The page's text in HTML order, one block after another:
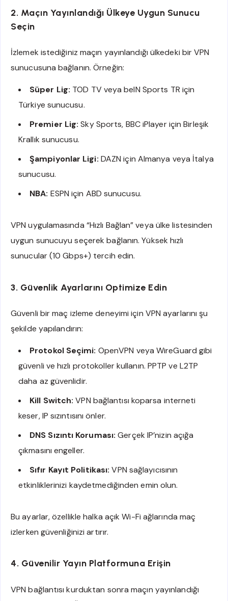
2. Maçın Yayınlandığı Ülkeye Uygun Sunucu
Seçin
İzlemek istediğiniz maçın yayınlandığı ülkedeki bir VPN
sunucusuna bağlanın. Örneğin:
Süper Lig: TOD TV veya beIN Sports TR için
Türkiye sunucusu.
Premier Lig: Sky Sports, BBC iPlayer için Birleşik
Krallık sunucusu.
Şampiyonlar Ligi: DAZN için Almanya veya İtalya
sunucusu.
NBA: ESPN için ABD sunucusu.
VPN uygulamasında “Hızlı Bağlan” veya ülke listesinden
uygun sunucuyu seçerek bağlanın. Yüksek hızlı
sunucular (10 Gbps+) tercih edin.
3. Güvenlik Ayarlarını Optimize Edin
Güvenli bir maç izleme deneyimi için VPN ayarlarını şu
şekilde yapılandırın:
Protokol Seçimi: OpenVPN veya WireGuard gibi
güvenli ve hızlı protokoller kullanın. PPTP ve L2TP
daha az güvenlidir.
Kill Switch: VPN bağlantısı koparsa interneti
keser, IP sızıntısını önler.
DNS Sızıntı Koruması: Gerçek IP’nizin açığa
çıkmasını engeller.
Sıfır Kayıt Politikası: VPN sağlayıcısının
etkinliklerinizi kaydetmediğinden emin olun.
Bu ayarlar, özellikle halka açık Wi-Fi ağlarında maç
izlerken güvenliğinizi artırır.
4. Güvenilir Yayın Platformuna Erişin
VPN bağlantısı kurduktan sonra maçın yayınlandığı